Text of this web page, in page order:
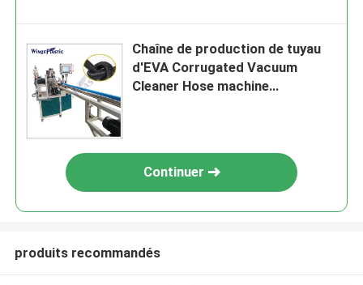
Chaîne de production de tuyau
d'EVA Corrugated Vacuum
Cleaner Hose machine
Continuer
produits recommandés